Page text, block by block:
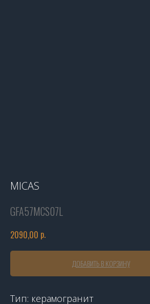
MICAS
GFA57MCS07L
2090,00 р.
ДОБАВИТЬ В КОРЗИНУ
Тип: керамогранит